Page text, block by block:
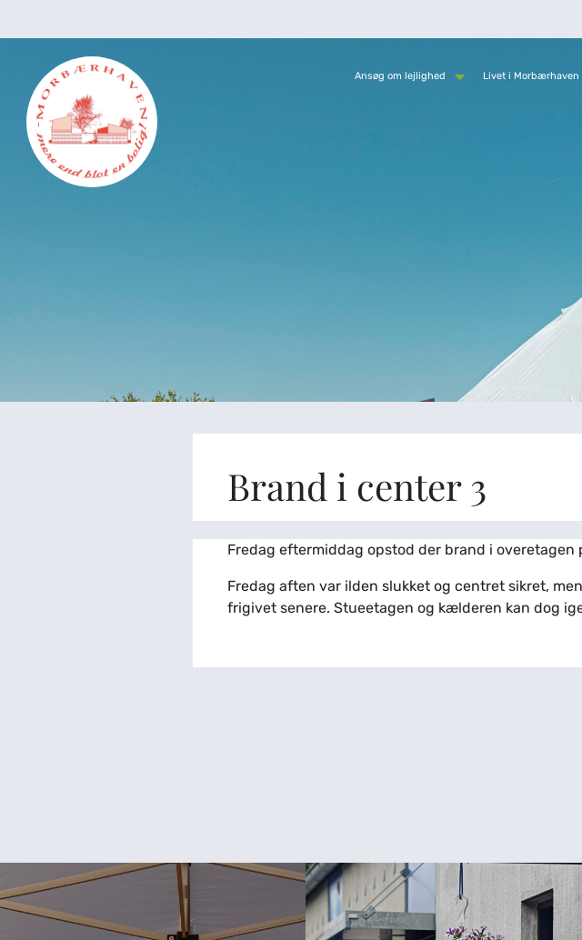
Ansøg om lejlighed Livet i Morbærhaven
Brand i center 3
Fredag eftermiddag opstod der brand i overetagen
Fredag aften var ilden slukket og centret sikret,
frigivet senere. Stueetagen og kælderen kan dog